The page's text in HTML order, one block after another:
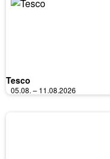
Tesco
05.08. – 11.08.2026